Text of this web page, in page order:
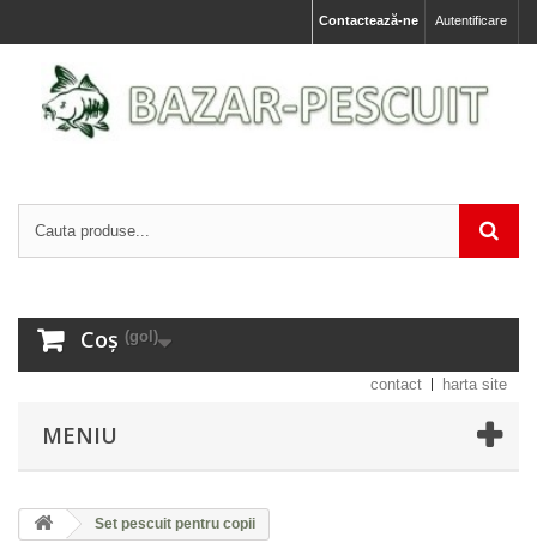
Autentificare
Contactează-ne
Coș (gol)
contact harta site
MENIU
Set pescuit pentru copii